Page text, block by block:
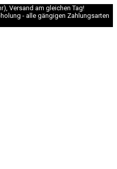
Versand am gleichen Tag!
- alle gängigen Zahlungsarten